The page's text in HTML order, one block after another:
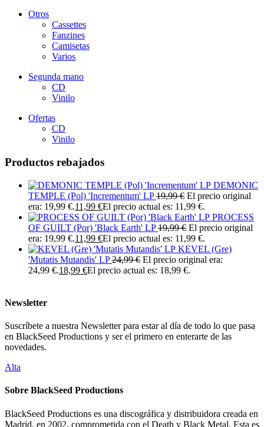
Otros
Cassettes
Fanzines
Camisetas
Varios
Segunda mano
CD
Vinilo
Ofertas
CD
Vinilo
Productos rebajados
DEMONIC
TEMPLE (Pol) 'Incrementum' LP 19,99€ El precio original
era: 19,99 €.11,99 €El precio actual es: 11,99 €.
PROCESS
OF GUILT (Por) 'Black Earth' LP 19,99€ El precio original
era: 19,99 €.11,99 €El precio actual es: 11,99 €.
KEVEL (Gre)
'Mutatis Mutandis' LP 24,99€ El precio original era:
24,99 €.18,99 €El precio actual es: 18,99 €.
Newsletter
Suscríbete a nuestra Newsletter para estar al día de todo lo que pasa
en BlackSeed Productions y ser el primero en enterarte de las
novedades.
Alta
Sobre BlackSeed Productions
BlackSeed Productions es una discográfica y distribuidora creada en
Madrid, en 2002, comprometida con el Death y Black Metal. Esta es